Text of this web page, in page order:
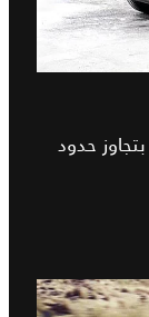
جاكوار عام 1935 قمنا بتجاوز حدود